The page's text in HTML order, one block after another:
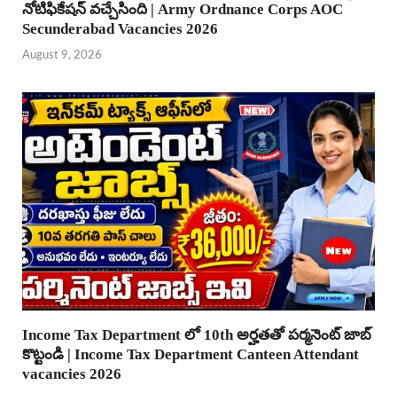
నోటిఫికేషన్ వచ్చేసింది | Army Ordnance Corps AOC
Secunderabad Vacancies 2026
August 9, 2026
Income Tax Department లో 10th అర్హతతో పర్మనెంట్ జాబ్
కొట్టండి | Income Tax Department Canteen Attendant
vacancies 2026